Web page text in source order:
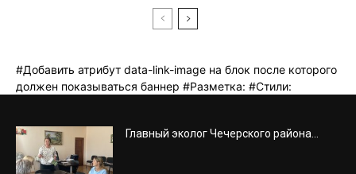
Главный эколог Чечерского района...